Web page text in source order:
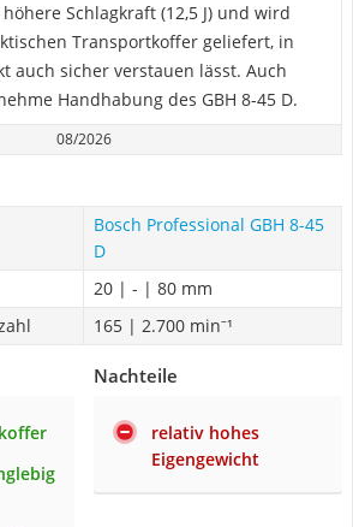
Schlagkraft (12,5 J) und wird
Transportkoffer geliefert, in
auch sicher verstauen lässt. Auch
Handhabung des GBH 8-45 D.
08/2026
Bosch Professional GBH 8-45
D
20 | - | 80 mm
165 | 2.700 min⁻¹
Nachteile
relativ hohes
Eigengewicht